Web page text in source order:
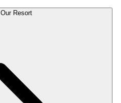
Our Resort